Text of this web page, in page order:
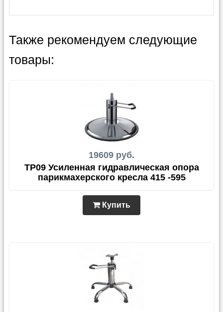
Также рекомендуем следующие
товары:
19609 руб.
TP09 Усиленная гидравлическая опора
парикмахерского кресла 415 -595
Купить